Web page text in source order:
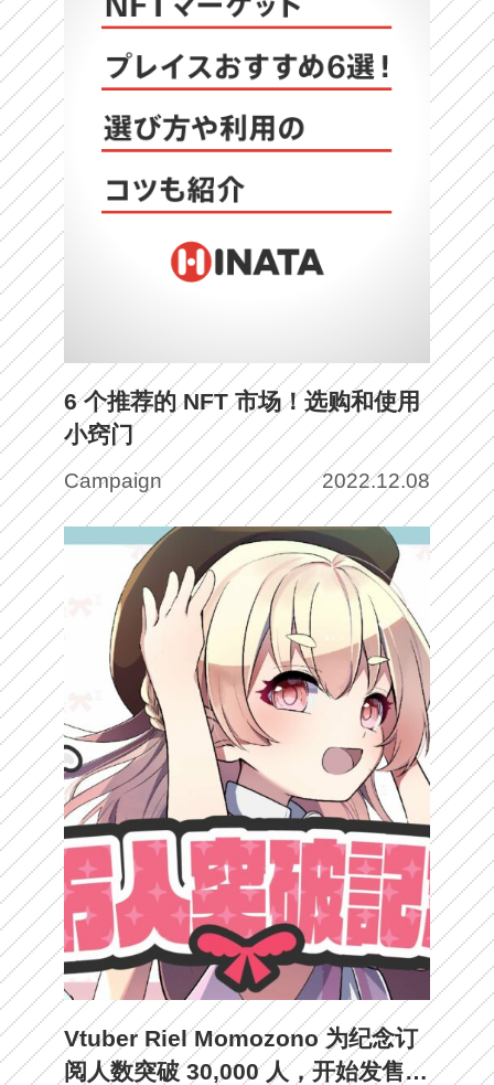
6 个推荐的 NFT 市场！选购和使用
小窍门
Campaign 2022.12.08
Vtuber Riel Momozono 为纪念订
阅人数突破 30,000 人，开始发售限